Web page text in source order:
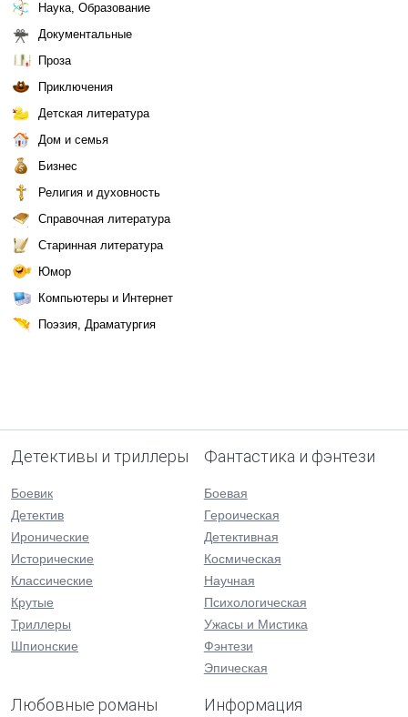
Наука, Образование
Документальные
Проза
Приключения
Детская литература
Дом и семья
Бизнес
Религия и духовность
Справочная литература
Старинная литература
Юмор
Компьютеры и Интернет
Поэзия, Драматургия
Детективы и триллеры
Боевик
Детектив
Иронические
Исторические
Классические
Крутые
Триллеры
Шпионские
Фантастика и фэнтези
Боевая
Героическая
Детективная
Космическая
Научная
Психологическая
Ужасы и Мистика
Фэнтези
Эпическая
Любовные романы Информация